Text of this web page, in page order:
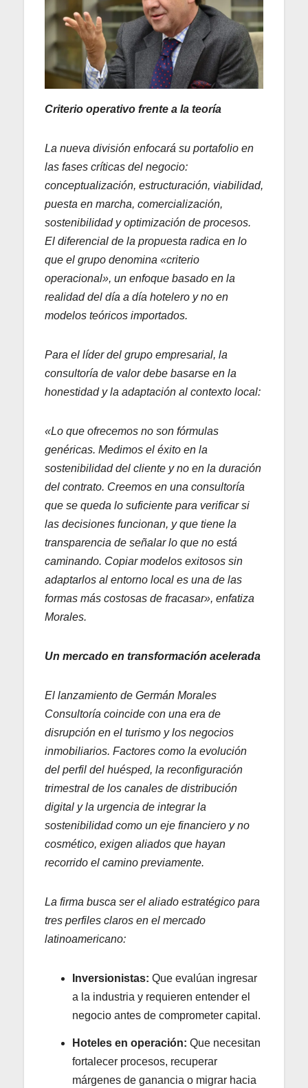
Criterio operativo frente a la teoría
La nueva división enfocará su portafolio en
las fases críticas del negocio:
conceptualización, estructuración, viabilidad,
puesta en marcha, comercialización,
sostenibilidad y optimización de procesos.
El diferencial de la propuesta radica en lo
que el grupo denomina «criterio
operacional», un enfoque basado en la
realidad del día a día hotelero y no en
modelos teóricos importados.
Para el líder del grupo empresarial, la
consultoría de valor debe basarse en la
honestidad y la adaptación al contexto local:
«Lo que ofrecemos no son fórmulas
genéricas. Medimos el éxito en la
sostenibilidad del cliente y no en la duración
del contrato. Creemos en una consultoría
que se queda lo suficiente para verificar si
las decisiones funcionan, y que tiene la
transparencia de señalar lo que no está
caminando. Copiar modelos exitosos sin
adaptarlos al entorno local es una de las
formas más costosas de fracasar», enfatiza
Morales.
Un mercado en transformación acelerada
El lanzamiento de Germán Morales
Consultoría coincide con una era de
disrupción en el turismo y los negocios
inmobiliarios. Factores como la evolución
del perfil del huésped, la reconfiguración
trimestral de los canales de distribución
digital y la urgencia de integrar la
sostenibilidad como un eje financiero y no
cosmético, exigen aliados que hayan
recorrido el camino previamente.
La firma busca ser el aliado estratégico para
tres perfiles claros en el mercado
latinoamericano:
Inversionistas: Que evalúan ingresar
a la industria y requieren entender el
negocio antes de comprometer capital.
Hoteles en operación: Que necesitan
fortalecer procesos, recuperar
márgenes de ganancia o migrar hacia